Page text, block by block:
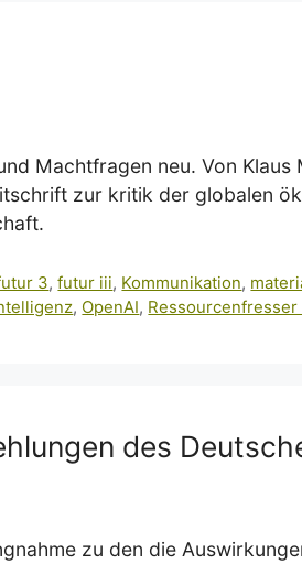
Machtfragen neu. Von Klaus
zur kritik der globalen
3,futur iii, Kommunikation,
, OpenAI, Ressourcenfresser
des
zu den die